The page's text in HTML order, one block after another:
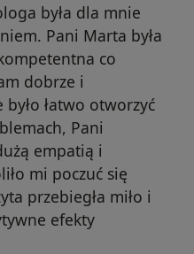
była dla mnie
Pani Marta była
co
dobrze i
łatwo otworzyć
Pani
empatią i
mi poczuć się
przebiegła miło i
efekty